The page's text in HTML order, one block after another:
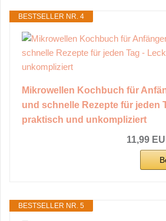
BESTSELLER NR. 4
Mikrowellen Kochbuch für
und schnelle Rezepte für jeden
praktisch und unkompliziert
11,99
BESTSELLER NR. 5